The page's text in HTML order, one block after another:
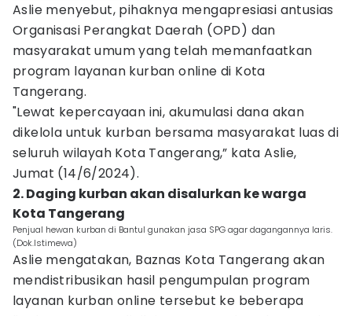
Aslie menyebut, pihaknya mengapresiasi antusias
Organisasi Perangkat Daerah (OPD) dan
masyarakat umum yang telah memanfaatkan
program layanan kurban online di Kota
Tangerang.
"Lewat kepercayaan ini, akumulasi dana akan
dikelola untuk kurban bersama masyarakat luas di
seluruh wilayah Kota Tangerang,” kata Aslie,
Jumat (14/6/2024).
2. Daging kurban akan disalurkan ke warga
Kota Tangerang
Penjual hewan kurban di Bantul gunakan jasa SPG agar dagangannya laris.
(Dok.Istimewa)
Aslie mengatakan, Baznas Kota Tangerang akan
mendistribusikan hasil pengumpulan program
layanan kurban online tersebut ke beberapa